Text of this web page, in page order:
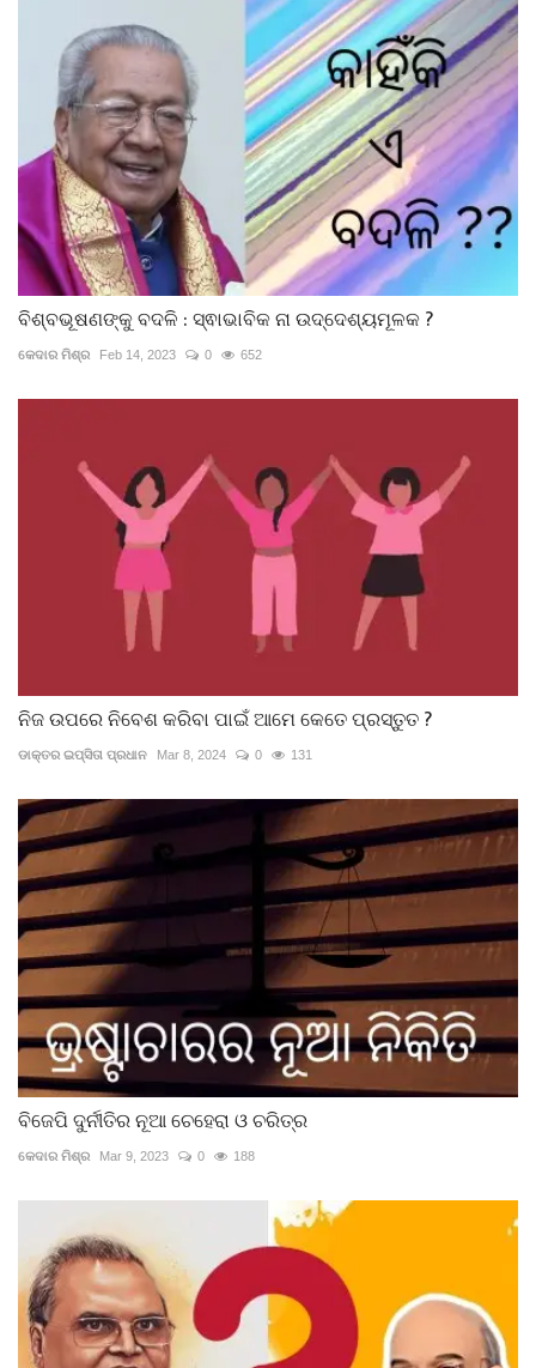
ବିଶ୍ବଭୂଷଣଙ୍କୁ ବଦଳି : ସ୍ଵାଭାବିକ ନା ଉଦ୍ଦେଶ୍ୟମୂଳକ ?
କେଦାର ମିଶ୍ର Feb 14, 2023 0 652
ନିଜ ଉପରେ ନିବେଶ କରିବା ପାଇଁ ଆମେ କେତେ ପ୍ରସ୍ତୁତ ?
ଡାକ୍ତର ଇପ୍‌ସିତା ପ୍ରଧାନ Mar 8, 2024 0 131
ବିଜେପି ଦୁର୍ନୀତିର ନୂଆ ଚେହେରା ଓ ଚରିତ୍ର
କେଦାର ମିଶ୍ର Mar 9, 2023 0 188